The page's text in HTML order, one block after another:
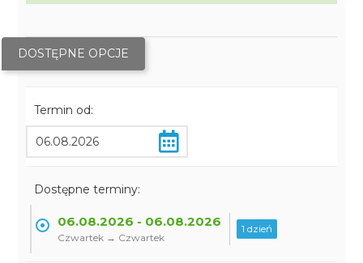
DOSTĘPNE OPCJE
Termin od:
Dostępne terminy:
06.08.2026 - 06.08.2026
Czwartek → Czwartek
1 dzień